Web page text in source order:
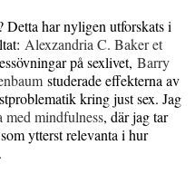
Detta har nyligen utforskats i
Alexzandria C. Baker et
på sexlivet, Barry
studerade effekterna av
kring just sex. Jag
med mindfulness, där jag tar
ytterst relevanta i hur